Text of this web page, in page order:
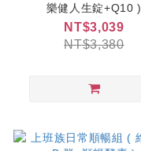
樂健人生錠+Q10 )
NT$3,039
NT$3,380